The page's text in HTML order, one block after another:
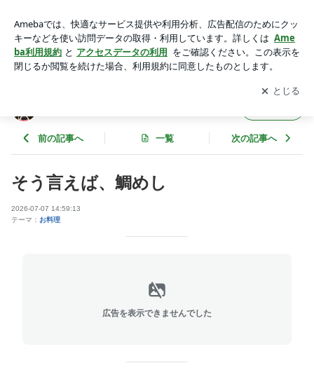
アプリをダウンロードして ブログの更新通知
を受け取りまし
ょう。
開く
前の記事へ 一覧 次の記事へ
そう言えば、鯛めし
2026-07-07 14:59:13
テーマ： お料理
広告を表示できませんでした